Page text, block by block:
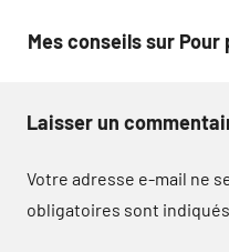
Mes conseils sur
Laisser un
Votre adresse e-mail ne
obligatoires sont